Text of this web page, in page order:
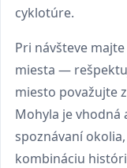
cyklotúre.
Pri návšteve
miesta —
miesto považujte
Mohyla je vhodná
spoznávaní
kombináciu